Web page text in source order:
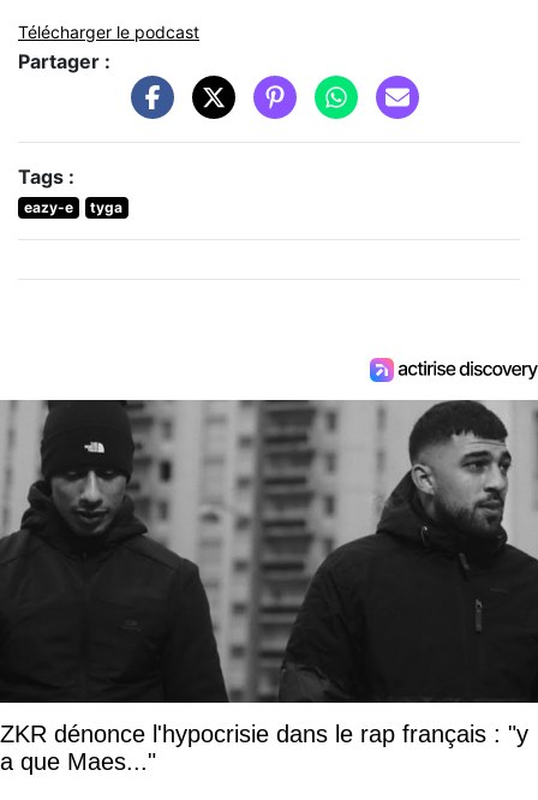
Télécharger le podcast
Partager :
Tags :
eazy-e tyga
ZKR dénonce l'hypocrisie dans le rap français : "y
a que Maes..."